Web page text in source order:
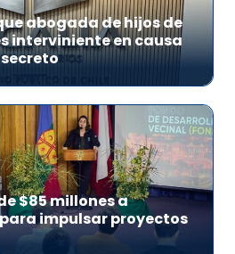
abogada de hijos de
interviniente en causa
$85 millones a
impulsar proyectos